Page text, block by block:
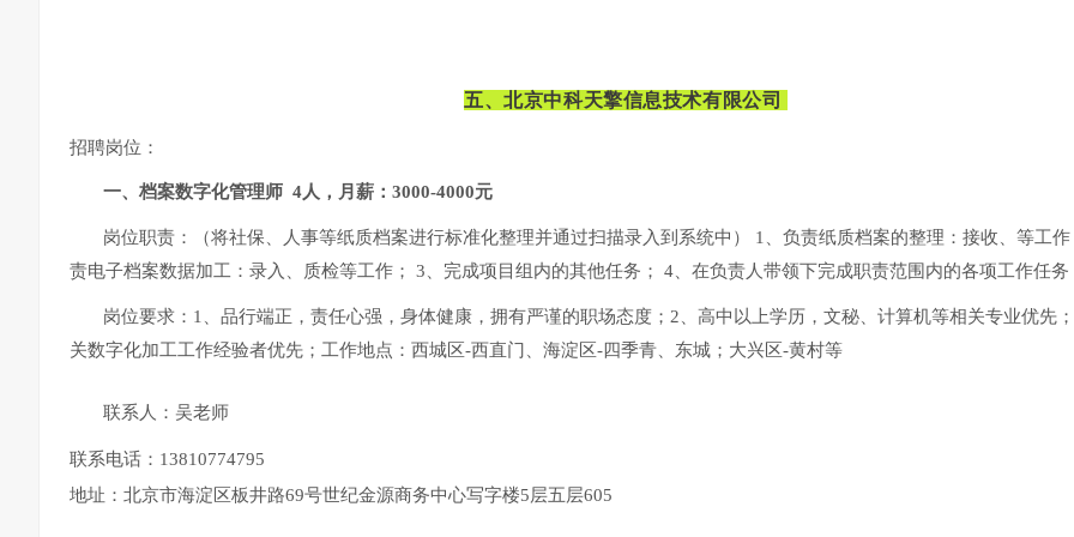
五、北京中科天擎信息技术有限公司
招聘岗位：
一、档案数字化管理师 4人，月薪：3000-4000元
岗位职责：（将社保、人事等纸质档案进行标准化整理并通过扫描录入到系统中） 1、负责纸质档案的整理：接收、等工作
责电子档案数据加工：录入、质检等工作； 3、完成项目组内的其他任务； 4、在负责人带领下完成职责范围内的各项工作任务
岗位要求：1、品行端正，责任心强，身体健康，拥有严谨的职场态度；2、高中以上学历，文秘、计算机等相关专业优先
关数字化加工工作经验者优先；工作地点：西城区-西直门、海淀区-四季青、东城；大兴区-黄村等
联系人：吴老师
联系电话：13810774795
地址：北京市海淀区板井路69号世纪金源商务中心写字楼5层五层605